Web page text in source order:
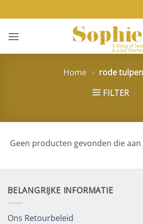
naar
inhoud
Home » rode
FILTER
Geen producten gevonden die
BELANGRIJKE INFORMATIE
Ons Retourbeleid